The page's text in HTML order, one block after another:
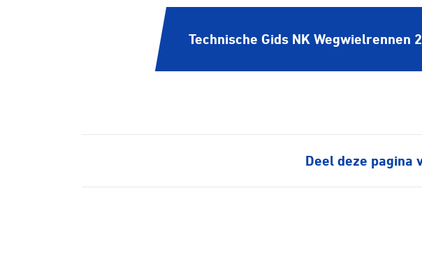
Technische Gids NK Wegwielrennen
Deel deze pagina